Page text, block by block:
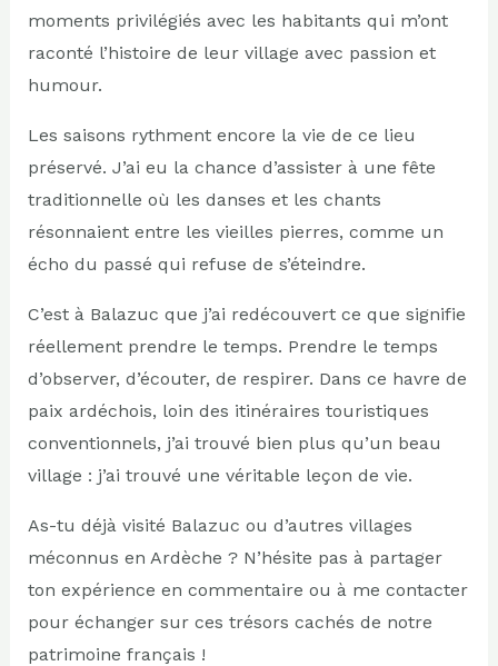
moments privilégiés avec les habitants qui m’ont
raconté l’histoire de leur village avec passion et
humour.
Les saisons rythment encore la vie de ce lieu
préservé. J’ai eu la chance d’assister à une fête
traditionnelle où les danses et les chants
résonnaient entre les vieilles pierres, comme un
écho du passé qui refuse de s’éteindre.
C’est à Balazuc que j’ai redécouvert ce que signifie
réellement prendre le temps. Prendre le temps
d’observer, d’écouter, de respirer. Dans ce havre de
paix ardéchois, loin des itinéraires touristiques
conventionnels, j’ai trouvé bien plus qu’un beau
village : j’ai trouvé une véritable leçon de vie.
As-tu déjà visité Balazuc ou d’autres villages
méconnus en Ardèche ? N’hésite pas à partager
ton expérience en commentaire ou à me contacter
pour échanger sur ces trésors cachés de notre
patrimoine français !